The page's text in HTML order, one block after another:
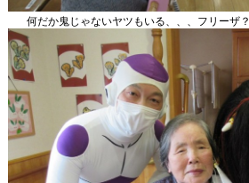
何だか鬼じゃないヤツもいる、、、フリーザ？